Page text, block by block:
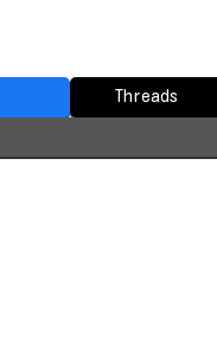
Threads